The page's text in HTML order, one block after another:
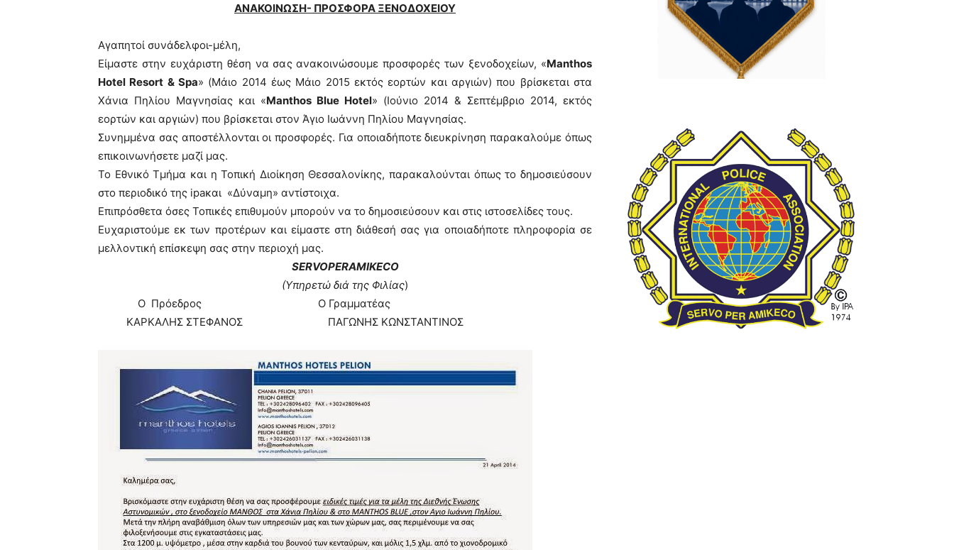
ΑΝΑΚΟΙΝΩΣΗ- ΠΡΟΣΦΟΡΑ ΞΕΝΟΔΟΧΕΙΟΥ
Αγαπητοί συνάδελφοι-μέλη,
Είμαστε στην ευχάριστη θέση να σας ανακοινώσουμε προσφορές των ξενοδοχείων, «Manthos
Hotel Resort & Spa» (Μάιο 2014 έως Μάιο 2015 εκτός εορτών και αργιών) που βρίσκεται στα
Χάνια Πηλίου Μαγνησίας και «Manthos Blue Hotel» (Ιούνιο 2014 & Σεπτέμβριο 2014, εκτός
εορτών και αργιών) που βρίσκεται στον Άγιο Ιωάννη Πηλίου Μαγνησίας.
Συνημμένα σας αποστέλλονται οι προσφορές. Για οποιαδήποτε διευκρίνηση παρακαλούμε όπως
επικοινωνήσετε μαζί μας.
Το Εθνικό Τμήμα και η Τοπική Διοίκηση Θεσσαλονίκης, παρακαλούνται όπως το δημοσιεύσουν
στο περιοδικό της ipaκαι «Δύναμη» αντίστοιχα.
Επιπρόσθετα όσες Τοπικές επιθυμούν μπορούν να το δημοσιεύσουν και στις ιστοσελίδες τους.
Ευχαριστούμε εκ των προτέρων και είμαστε στη διάθεσή σας για οποιαδήποτε πληροφορία σε
μελλοντική επίσκεψη σας στην περιοχή μας.
SERVOPERAMIKECO
(Υπηρετώ διά της Φιλίας)
Ο Πρόεδρος Ο Γραμματέας
ΚΑΡΚΑΛΗΣ ΣΤΕΦΑΝΟΣ ΠΑΓΩΝΗΣ ΚΩΝΣΤΑΝΤΙΝΟΣ